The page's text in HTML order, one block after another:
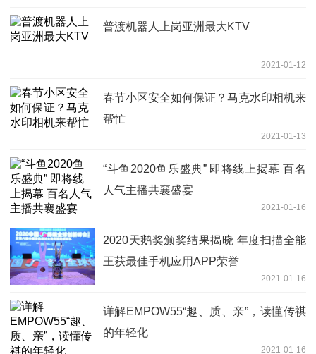
普渡机器人上岗亚洲最大KTV
2021-01-12
春节小区安全如何保证？马克水印相机来
帮忙
2021-01-13
“斗鱼2020鱼乐盛典” 即将线上揭幕 百名
人气主播共襄盛宴
2021-01-16
2020天鹅奖颁奖结果揭晓 年度扫描全能
王获最佳手机应用APP荣誉
2021-01-16
详解EMPOW55“趣、质、亲”，读懂传祺
的年轻化
2021-01-16